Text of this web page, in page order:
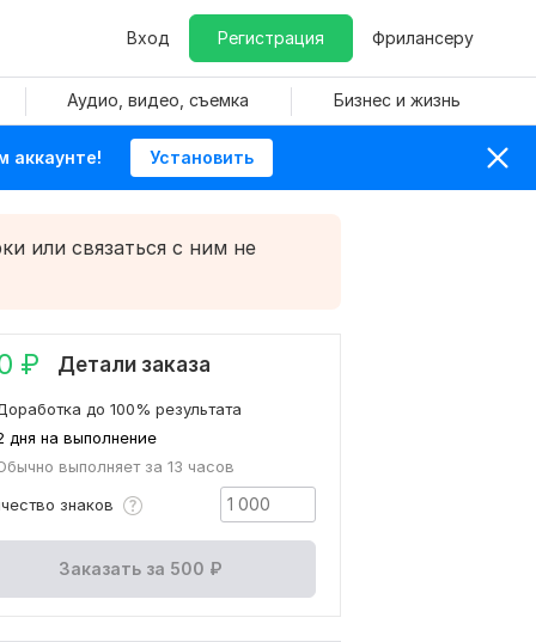
Вход Регистрация Фрилансеру
Аудио, видео, съемка Бизнес и жизнь
аккаунте! Установить
или связаться с ним не
₽ Детали заказа
дня на выполнение
до 100% результата
выполняет за 13 часов
знаков
Заказать за 500 ₽